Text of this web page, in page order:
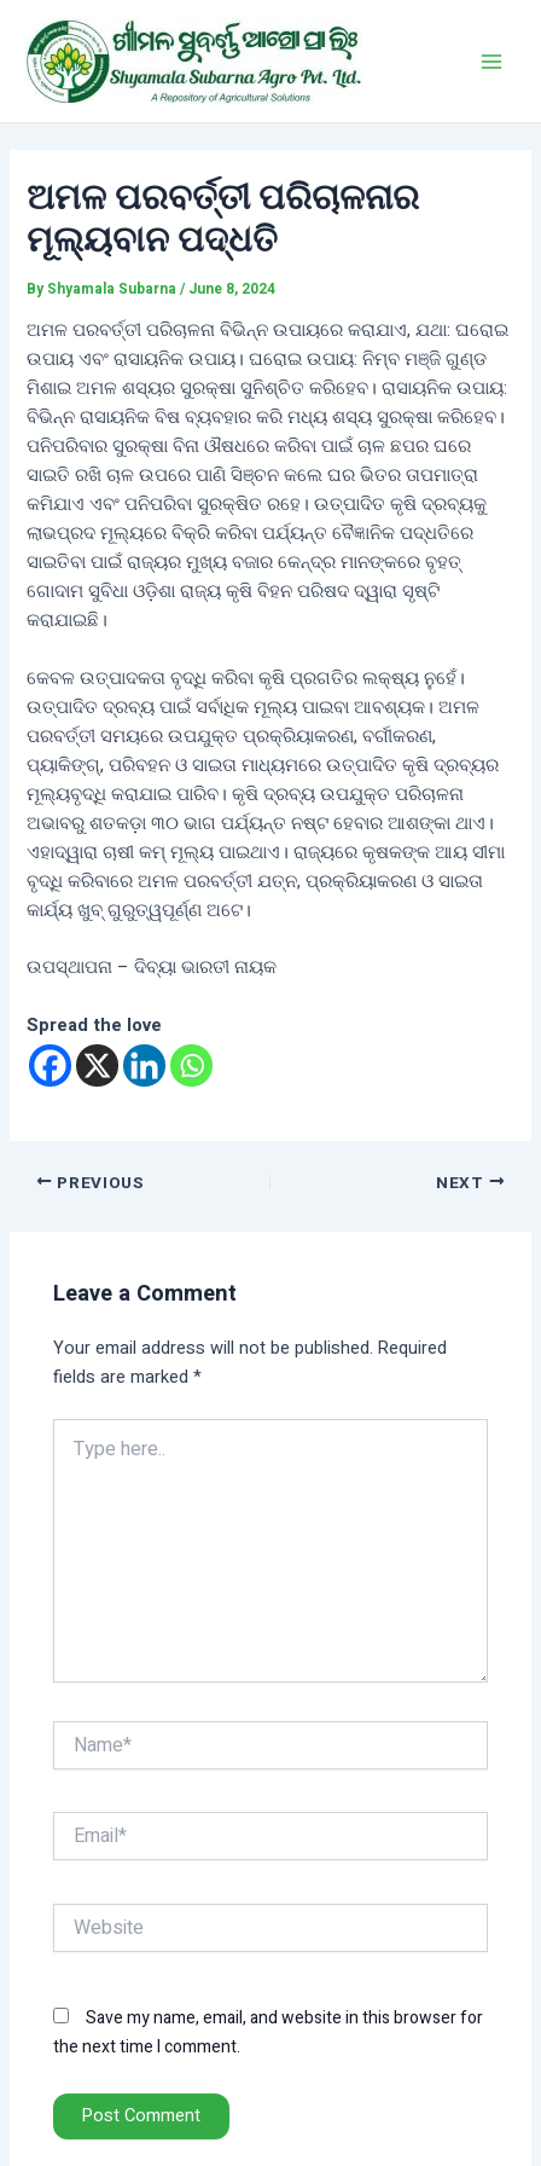
content
ଅମଳ ପରବର୍ତ୍ତୀ ପରିଚାଳନାର
ମୂଲ୍ୟବାନ ପଦ୍ଧତି
By Shyamala Subarna/ June 8, 2024
ଅମଳ ପରବର୍ତ୍ତୀ ପରିଚାଳନା ବିଭିନ୍ନ ଉପାୟରେ କରାଯାଏ, ଯଥା: ଘରୋଇ
ଉପାୟ ଏବଂ ରାସାୟନିକ ଉପାୟ। ଘରୋଇ ଉପାୟ: ନିମ୍ବ ମଞ୍ଜି ଗୁଣ୍ଡ
ମିଶାଇ ଅମଳ ଶସ୍ୟର ସୁରକ୍ଷା ସୁନିଶ୍ଚିତ କରିହେବ। ରାସାୟନିକ ଉପାୟ:
ବିଭିନ୍ନ ରାସାୟନିକ ବିଷ ବ୍ୟବହାର କରି ମଧ୍ୟ ଶସ୍ୟ ସୁରକ୍ଷା କରିହେବ।
ପନିପରିବାର ସୁରକ୍ଷା ବିନା ଔଷଧରେ କରିବା ପାଇଁ ଚାଳ ଛପର ଘରେ
ସାଇତି ରଖି ଚାଳ ଉପରେ ପାଣି ସିଞ୍ଚନ କଲେ ଘର ଭିତର ତାପମାତ୍ରା
କମିଯାଏ ଏବଂ ପନିପରିବା ସୁରକ୍ଷିତ ରହେ। ଉତ୍ପାଦିତ କୃଷି ଦ୍ରବ୍ୟକୁ
ଲାଭପ୍ରଦ ମୂଲ୍ୟରେ ବିକ୍ରି କରିବା ପର୍ଯ୍ୟନ୍ତ ବୈଜ୍ଞାନିକ ପଦ୍ଧତିରେ
ସାଇତିବା ପାଇଁ ରାଜ୍ୟର ମୁଖ୍ୟ ବଜାର କେନ୍ଦ୍ର ମାନଙ୍କରେ ବୃହତ୍
ଗୋଦାମ ସୁବିଧା ଓଡ଼ିଶା ରାଜ୍ୟ କୃଷି ବିହନ ପରିଷଦ ଦ୍ୱାରା ସୃଷ୍ଟି
କରାଯାଇଛି।
କେବଳ ଉତ୍ପାଦକତା ବୃଦ୍ଧି କରିବା କୃଷି ପ୍ରଗତିର ଲକ୍ଷ୍ୟ ନୁହେଁ।
ଉତ୍ପାଦିତ ଦ୍ରବ୍ୟ ପାଇଁ ସର୍ବାଧିକ ମୂଲ୍ୟ ପାଇବା ଆବଶ୍ୟକ। ଅମଳ
ପରବର୍ତ୍ତୀ ସମୟରେ ଉପଯୁକ୍ତ ପ୍ରକ୍ରିୟାକରଣ, ବର୍ଗୀକରଣ,
ପ୍ୟାକିଙ୍ଗ୍, ପରିବହନ ଓ ସାଇତା ମାଧ୍ୟମରେ ଉତ୍ପାଦିତ କୃଷି ଦ୍ରବ୍ୟର
ମୂଲ୍ୟବୃଦ୍ଧି କରାଯାଇ ପାରିବ। କୃଷି ଦ୍ରବ୍ୟ ଉପଯୁକ୍ତ ପରିଚାଳନା
ଅଭାବରୁ ଶତକଡ଼ା ୩୦ ଭାଗ ପର୍ଯ୍ୟନ୍ତ ନଷ୍ଟ ହେବାର ଆଶଙ୍କା ଥାଏ।
ଏହାଦ୍ୱାରା ଚାଷୀ କମ୍ ମୂଲ୍ୟ ପାଇଥାଏ। ରାଜ୍ୟରେ କୃଷକଙ୍କ ଆୟ ସୀମା
ବୃଦ୍ଧି କରିବାରେ ଅମଳ ପରବର୍ତ୍ତୀ ଯତ୍ନ, ପ୍ରକ୍ରିୟାକରଣ ଓ ସାଇତା
କାର୍ଯ୍ୟ ଖୁବ୍ ଗୁରୁତ୍ୱପୂର୍ଣ୍ଣ ଅଟେ।
ଉପସ୍ଥାପନା – ଦିବ୍ୟା ଭାରତୀ ନାୟକ
Spread the love
navigation
PREVIOUS NEXT
Leave a Comment
Your email address will not be published. Required
fields are marked*
here..
Name*
Email*
Website
Save my name, email, and website in this browser for
the next time I comment.